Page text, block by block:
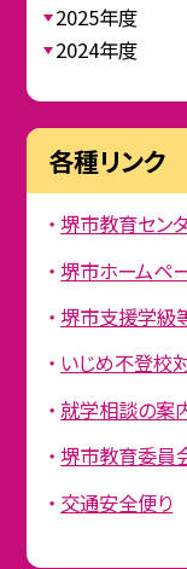
2025年度
2024年度
各種リンク
堺市教育セン
堺市ホームペ
堺市支援学級
いじめ不登校
就学相談の案
堺市教育委員
交通安全便り